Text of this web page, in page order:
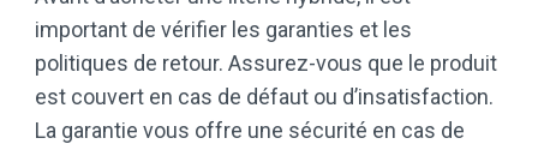
important de vérifier les garanties et les
politiques de retour. Assurez-vous que le produit
est couvert en cas de défaut ou d’insatisfaction.
La garantie vous offre une sécurité en cas de